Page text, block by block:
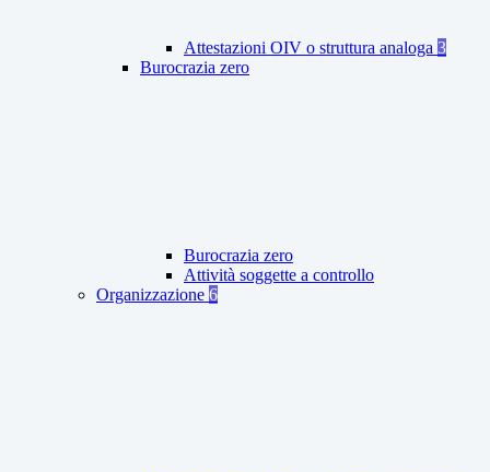
Attestazioni OIV o struttura analoga 3
Burocrazia zero
Burocrazia zero
Attività soggette a controllo
Organizzazione 6